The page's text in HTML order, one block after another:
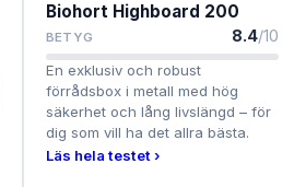
Biohort Highboard 200
BETYG 8.4/10
En exklusiv och robust
förrådsbox i metall med hög
säkerhet och lång livslängd – för
dig som vill ha det allra bästa.
Läs hela testet ›